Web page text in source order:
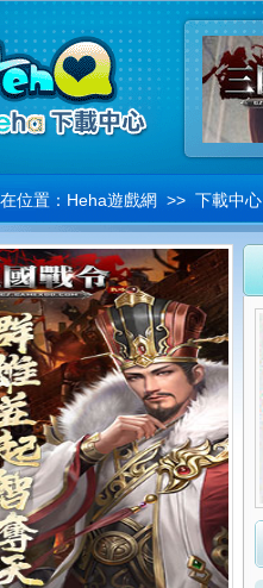
位置： Heha遊戲網 >> 下載中心